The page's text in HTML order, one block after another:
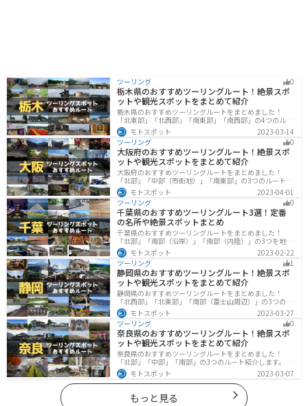
ツーリング 0
栃木県のおすすめツーリングルート！絶景スポ
ットや観光スポットをまとめて紹介
栃木県のおすすめツーリングルートをまとめました！
「北東部」「北西部」「南東部」「南西部」の4つのルー
ト紹介します。日本を代表する神社や広大な山や滝、湖
などを歴史や自然を満喫するツーリングができます。バ
イクで栃木県にツーリングに行く際は参考にしてくださ
い。
モトスポット
2023-03-14
ツーリング
0
大阪府のおすすめツーリングルート！絶景スポ
ットや観光スポットをまとめて紹介
大阪府のおすすめツーリングルートをまとめました！
「北部」「中部（市街地）」「南東部」の3つのルート紹
介します。歴史と近代が融合した魅力的なエリアで様々
な楽しみ方ができます。バイクで大阪府にツーリングに
行く際は参考にしてください。
モトスポット
2023-04-01
ツーリング
0
千葉県のおすすめツーリングルート3選！定番
の名所や絶景スポットまとめ
千葉県のおすすめツーリングルートをまとめました！
「北部」「南部（沿岸）」「南部（内陸）」の3つを地域
別で紹介します！千葉は首都圏からのアクセスも良く、
海と山どちらも堪能できるのでツーリングには最適な場
所です。
モトスポット
2023-02-22
ツーリング
1
静岡県のおすすめツーリングルート！絶景スポ
ットや観光スポットをまとめて紹介
静岡県のおすすめツーリングルートをまとめました！
「北西部」「北東部」「南部（富士山周辺）」の3つのル
ート紹介します。富士山を中心に自然豊かな景色や食事
を楽しめるスポットが多数あります。バイクで静岡県に
ツーリングに行く際は参考にしてください。
モトスポット
2023-03-27
ツーリング
0
奈良県のおすすめツーリングルート！絶景スポ
ットや観光スポットをまとめて紹介
奈良県のおすすめツーリングルートをまとめました！
「北部」「中部」「南部」の3つのルート紹介します。歴
史のある神社寺院が多数あり、自然豊かや山々、グルメ
を満喫するツーリングができます。バイクで奈良県にツ
ーリングに行く際は参考にしてください。
モトスポット 2023-03-07
もっと見る